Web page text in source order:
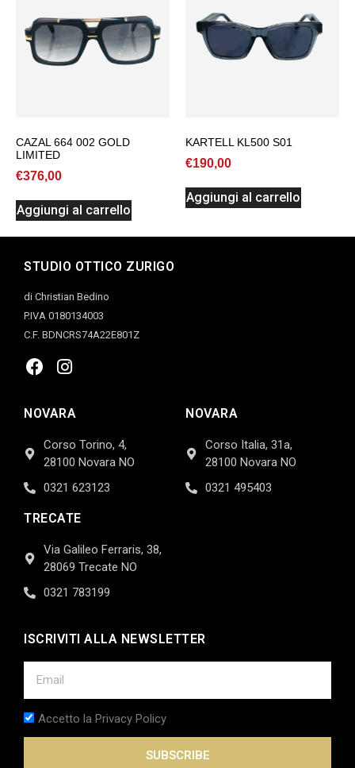
CAZAL 664 002 GOLD
LIMITED
€376,00
Aggiungi al carrello
KARTELL KL500 S01
€190,00
Aggiungi al carrello
STUDIO OTTICO ZURIGO
di Christian Bedino
P.IVA 0180134003
C.F. BDNCRS74A22E801Z
NOVARA
Corso Torino, 4,
28100 Novara NO
0321 623123
NOVARA
Corso Italia, 31a,
28100 Novara NO
0321 495403
TRECATE
Via Galileo Ferraris, 38,
28069 Trecate NO
0321 783199
ISCRIVITI ALLA NEWSLETTER
Accetto la Privacy Policy
SUBSCRIBE